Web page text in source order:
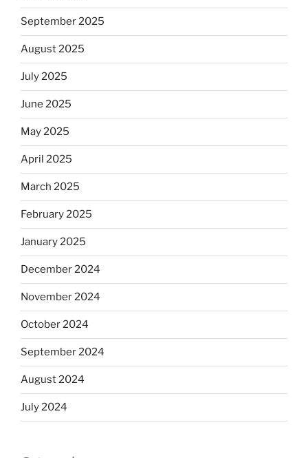
September 2025
August 2025
July 2025
June 2025
May 2025
April 2025
March 2025
February 2025
January 2025
December 2024
November 2024
October 2024
September 2024
August 2024
July 2024